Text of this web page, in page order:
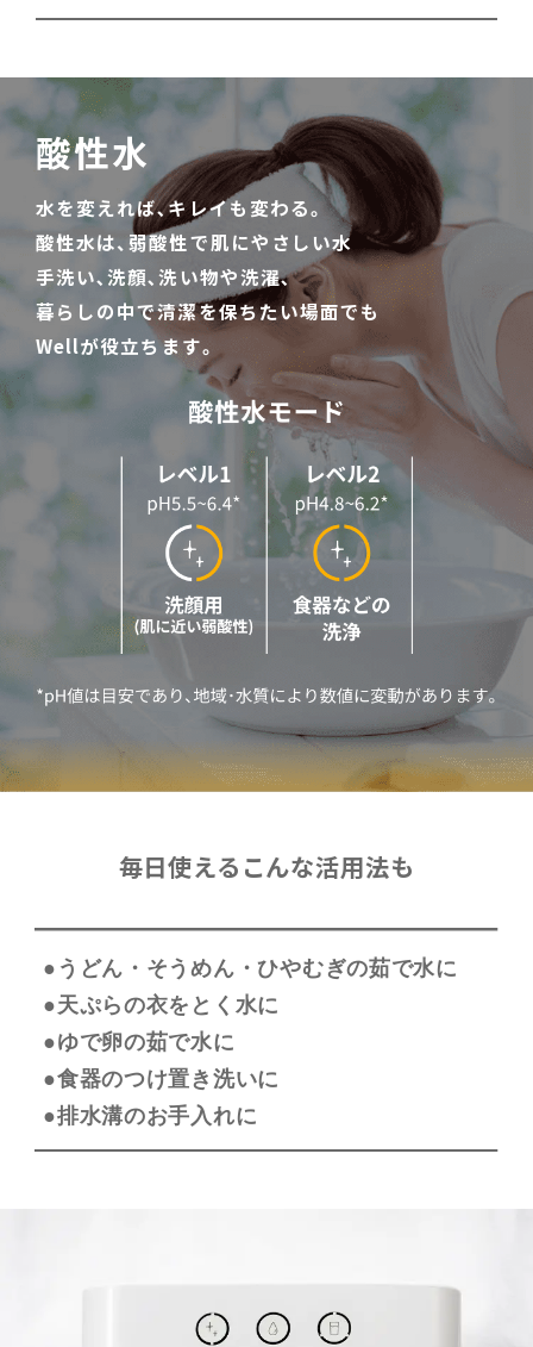
酸性水
水を変えれば､キレイも変わる。
酸性水は、弱酸性で肌にやさしい水
手洗い､洗顔､洗い物や洗濯､
暮らしの中で清潔を保ちたい場面でも
Wellが役立ちます。
毎日使えるこんな活用法も